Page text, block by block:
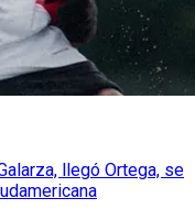
llegó Ortega, se